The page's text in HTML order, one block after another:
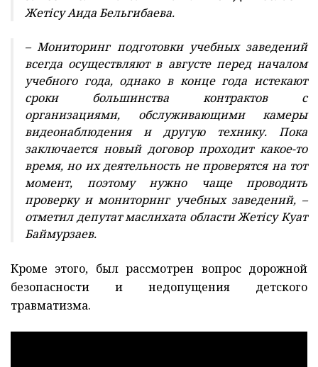
Жетісу Аида Бельгибаева.
– Мониторинг подготовки учебных заведений
всегда осуществляют в августе перед началом
учебного года, однако в конце года истекают
сроки большинства контрактов с
организациями, обслуживающими камеры
видеонаблюдения и другую технику. Пока
заключается новый договор проходит какое-то
время, но их деятельность не проверятся на тот
момент, поэтому нужно чаще проводить
проверку и мониторинг учебных заведений, –
отметил депутат маслихата области Жетісу Куат
Баймурзаев.
Кроме этого, был рассмотрен вопрос дорожной
безопасности и недопущения детского
травматизма.